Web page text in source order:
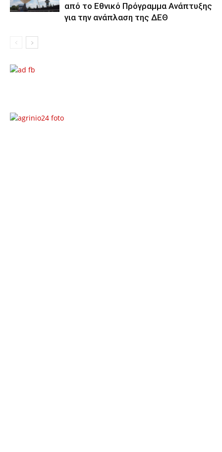
από το Εθνικό Πρόγραμμα Ανάπτυξης
για την ανάπλαση της ΔΕΘ